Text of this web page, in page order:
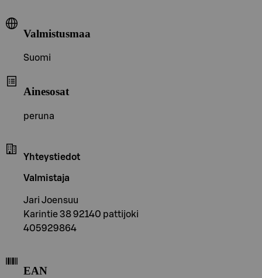
Valmistusmaa
Suomi
Ainesosat
peruna
Yhteystiedot
Valmistaja
Jari Joensuu
Karintie 38 92140 pattijoki
405929864
EAN